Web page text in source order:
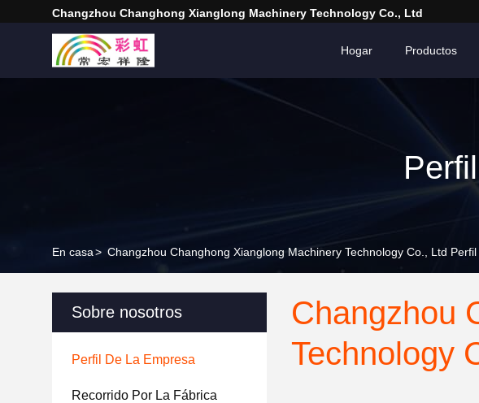
Changzhou Changhong Xianglong Machinery Technology Co., Ltd
Hogar Productos
En casa> Changzhou Changhong Xianglong Machinery Technology Co., Ltd
Sobre nosotros
Perfil De La Empresa
Recorrido Por La Fábrica
Changzhou
Technology